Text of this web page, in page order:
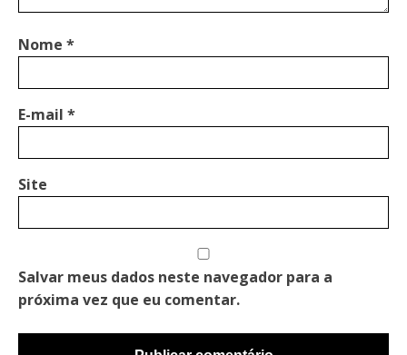
Nome *
E-mail *
Site
Salvar meus dados neste navegador para a
próxima vez que eu comentar.